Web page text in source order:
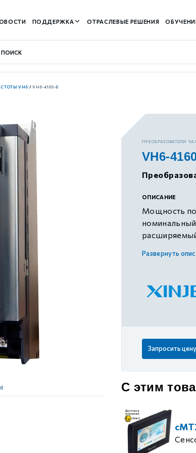
ПОДДЕРЖКА ОТРАСЛЕВЫЕ РЕШЕНИЯ
VH6 /VH6-4160-B
ПРЕОБРАЗОВАТЕЛИ
VH6-
ОПИСАНИЕ
Мощность
RS485, 2
канал
питание 380В
Развернуть
Запросить цену
С этим
с разомкнутым контуром)
контуром)